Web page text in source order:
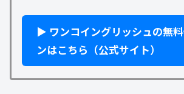
▶ ワンコイングリッシュの無
ンはこちら（公式サイト）